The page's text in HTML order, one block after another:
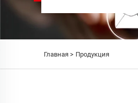
Главная > Продукция